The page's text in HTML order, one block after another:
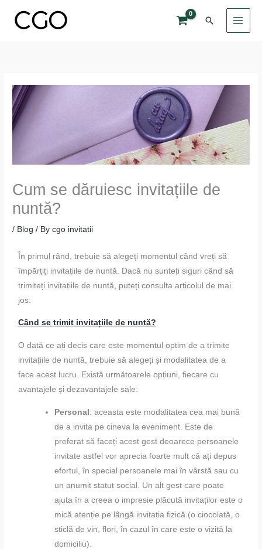
Search
Cum se dăruiesc invitațiile de
nuntă?
/ Blog / Bycgo invitatii
În primul rând, trebuie să alegeți momentul când vreți să
împărțiți invitațiile de nuntă. Dacă nu sunteți siguri când să
trimiteți invitațiile de nuntă, puteți consulta articolul de mai
jos:
Când se trimit invitațiile de nuntă?
O dată ce ați decis care este momentul optim de a trimite
invitațiile de nuntă, trebuie să alegeți și modalitatea de a
face acest lucru. Există următoarele opțiuni, fiecare cu
avantajele și dezavantajele sale:
Personal: aceasta este modalitatea cea mai bună
de a invita pe cineva la eveniment. Este de
preferat să faceți acest gest deoarece persoanele
invitate astfel vor aprecia foarte mult că ați depus
efortul, în special persoanele mai în vârstă sau cu
un anumit statut social. Un alt gest care poate
ajuta în a creea o impresie plăcută invitaților este o
mică atenție pe lângă invitația fizică (o ciocolată, o
sticlă de vin, flori, în cazul în care este o vizită la
domiciliu).